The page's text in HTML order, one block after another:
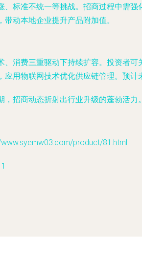
、标准不统一等挑战。招商过程中需
动本地企业提升产品附加值。
、消费三重驱动下持续扩容。投资者
应用物联网技术优化供应链管理。预
招商动态折射出行业升级的蓬勃活
product/81.html